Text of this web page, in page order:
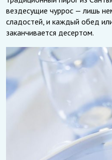
вездесущие чуррос — лишь
сладостей, и каждый обед
заканчивается десертом.